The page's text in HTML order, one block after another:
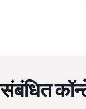
संबंधित